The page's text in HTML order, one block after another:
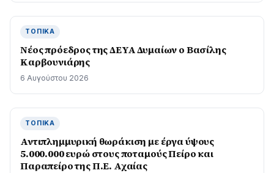
ΤΟΠΙΚΆ
Νέος πρόεδρος της ΔΕΥΑ Δυμαίων ο Βασίλης
Καρβουνιάρης
6 Αυγούστου 2026
ΤΟΠΙΚΆ
Αντιπλημμυρική θωράκιση με έργα ύψους
5.000.000 ευρώ στους ποταμούς Πείρο και
Παραπείρο της Π.Ε. Αχαίας